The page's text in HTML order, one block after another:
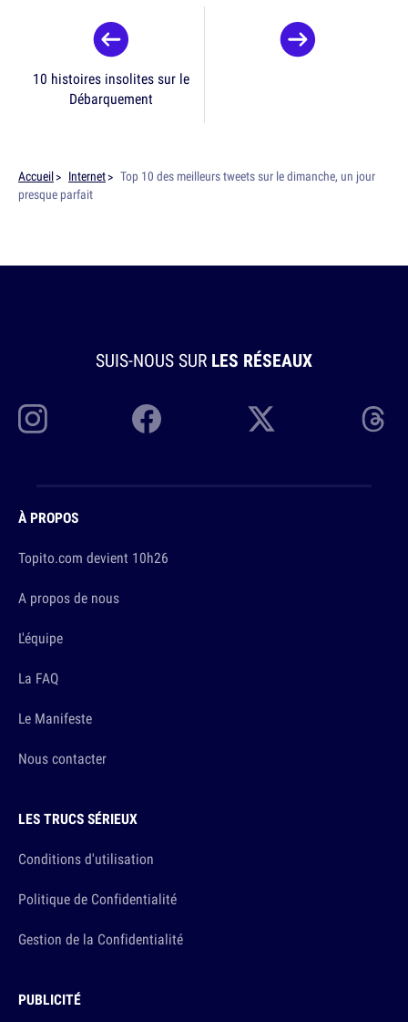
10 histoires insolites sur le
Débarquement
Accueil Internet
Top 10 des meilleurs tweets sur le dimanche, un jour
presque parfait
SUIS-NOUS SUR LES RÉSEAUX
À PROPOS
Topito.com devient 10h26
A propos de nous
L'équipe
La FAQ
Le Manifeste
Nous contacter
LES TRUCS SÉRIEUX
Conditions d'utilisation
Politique de Confidentialité
Gestion de la Confidentialité
PUBLICITÉ